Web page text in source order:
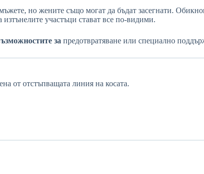
но жените също могат да бъдат засегнати.
изтънелите участъци стават все по-видими.
за предотвратяване или специално
от отстъпващата линия на косата.